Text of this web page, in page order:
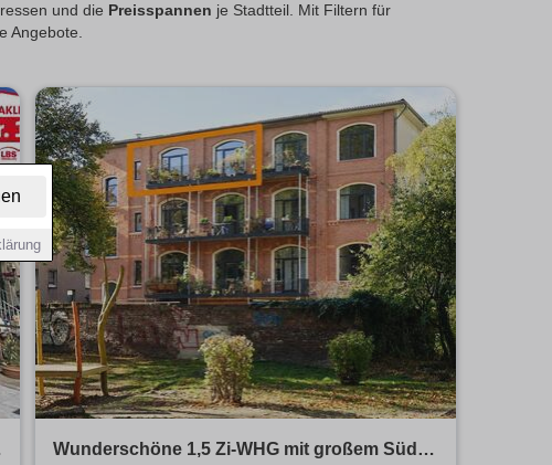
und die Preisspannen je Stadtteil. Mit Filtern für
Angebote.
Wunderschöne 1,5 Zi-WHG mit großem Süd-